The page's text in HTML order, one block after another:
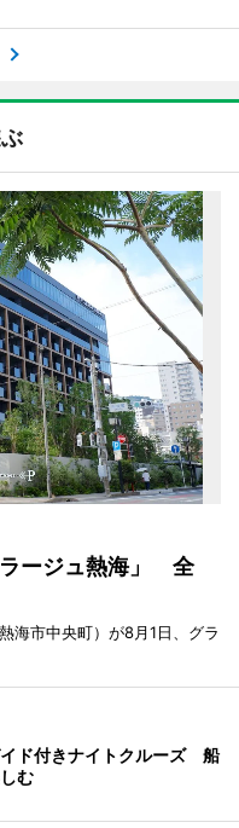
ージュ熱海」 全
海市中央町）が8月1日、グラ
ド付きナイトクルーズ 船
む